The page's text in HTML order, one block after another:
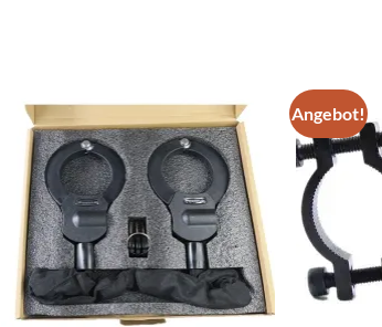
Auf die
Wunschliste
Angebot!